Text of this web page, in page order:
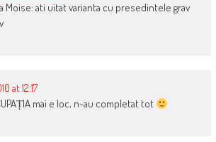
Moise: ati uitat varianta cu presedintele grav
at 12:17
mai e loc, n-au completat tot